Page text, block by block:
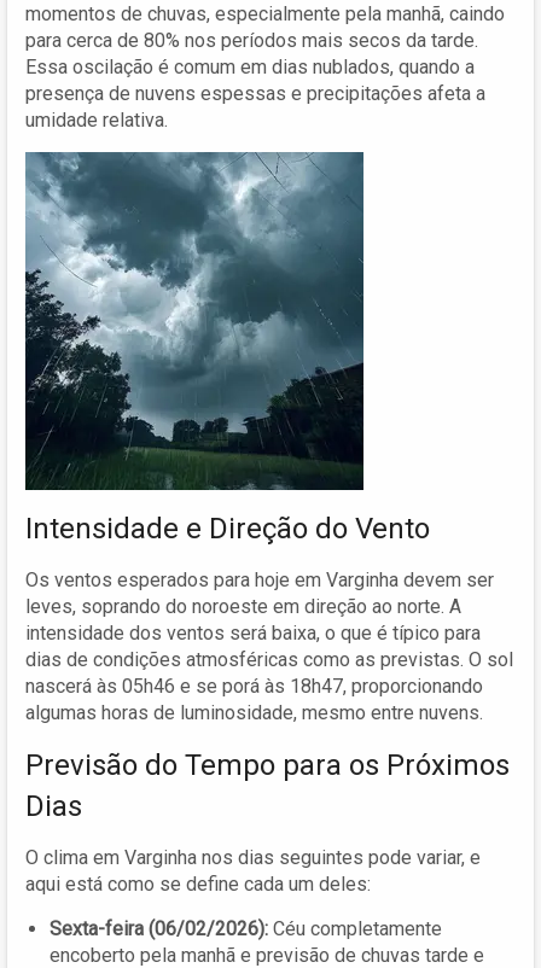
momentos de chuvas, especialmente pela manhã, caindo
para cerca de 80% nos períodos mais secos da tarde.
Essa oscilação é comum em dias nublados, quando a
presença de nuvens espessas e precipitações afeta a
umidade relativa.
Intensidade e Direção do Vento
Os ventos esperados para hoje em Varginha devem ser
leves, soprando do noroeste em direção ao norte. A
intensidade dos ventos será baixa, o que é típico para
dias de condições atmosféricas como as previstas. O sol
nascerá às 05h46 e se porá às 18h47, proporcionando
algumas horas de luminosidade, mesmo entre nuvens.
Previsão do Tempo para os Próximos
Dias
O clima em Varginha nos dias seguintes pode variar, e
aqui está como se define cada um deles:
Sexta-feira (06/02/2026): Céu completamente
encoberto pela manhã e previsão de chuvas tarde e